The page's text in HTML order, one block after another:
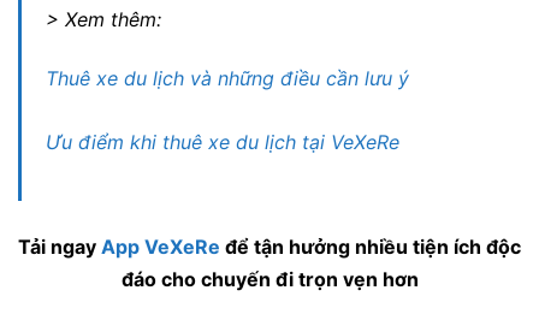
> Xem thêm:
Thuê xe du lịch và những điều cần lưu ý
Ưu điểm khi thuê xe du lịch tại VeXeRe
Tải ngay App VeXeRe để tận hưởng nhiều tiện ích độc
đáo cho chuyến đi trọn vẹn hơn